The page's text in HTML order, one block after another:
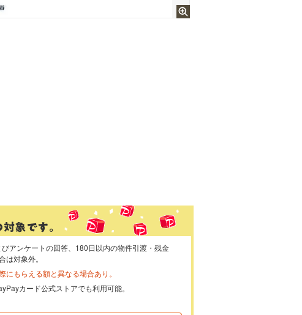
アンケートの回答、180日以内の物件引渡・残金
対象外。
もらえる額と異なる場合あり。
カード公式ストアでも利用可能。